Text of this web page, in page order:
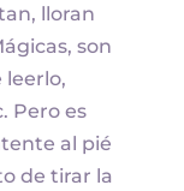
lloran
son
leerlo,
Pero es
al pié
de tirar la